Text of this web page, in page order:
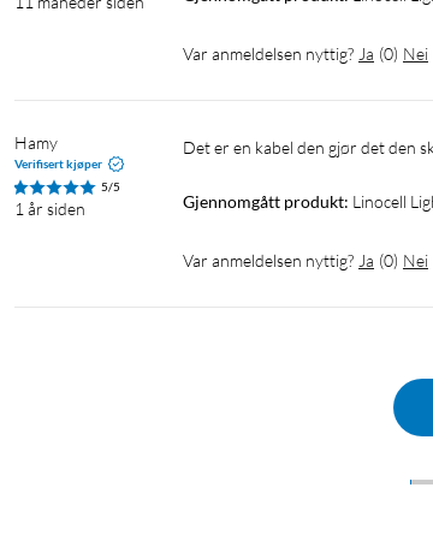
Var anmeldelsen nyttig? Ja (0) Nei
Hamy
Verifisert kjøper
5/5
1 år siden
Det er en kabel den gjør det den
Gjennomgått produkt: Linocell
Var anmeldelsen nyttig? Ja (0) Nei